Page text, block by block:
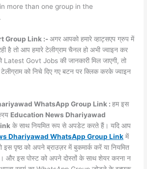
more than one group in the
Group Link :-अगर आपको हमारे व्हाट्सएप ग्रुप में
है तो आप हमारे टेलीग्राम चैनल हो अभी ज्वाइन कर
Govt Jobs की जानकारी मिल जाएगी, तो
को निचे दिए गए बटन पर क्लिक करके ज्वाइन
WhatsApp Group Link :हम इस
Education News Dhariyawad
के साथ नियमित रूप से अपडेट करते हैं। यदि आप
Dhariyawad WhatsApp Group Link में
इस पृष्ठ को अपने ब्राउज़र में बुकमार्क करें या नियमित
और इस पोस्ट को अपने दोस्तों के साथ शेयर करना न